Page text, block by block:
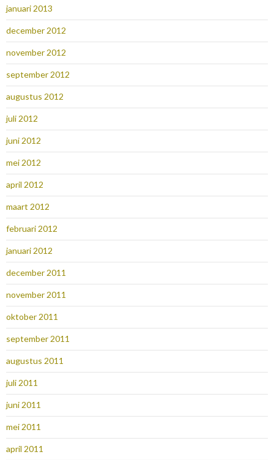
januari 2013
december 2012
november 2012
september 2012
augustus 2012
juli 2012
juni 2012
mei 2012
april 2012
maart 2012
februari 2012
januari 2012
december 2011
november 2011
oktober 2011
september 2011
augustus 2011
juli 2011
juni 2011
mei 2011
april 2011